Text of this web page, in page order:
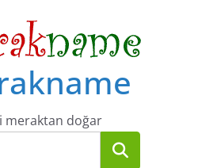
meraktan doğar